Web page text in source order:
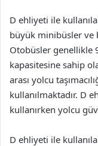
D ehliyeti ile
büyük minibüsler ve
Otobüsler genellikle
kapasitesine sahip
arası yolcu
kullanılmaktadır. D
kullanırken yolcu
D ehliyeti ile